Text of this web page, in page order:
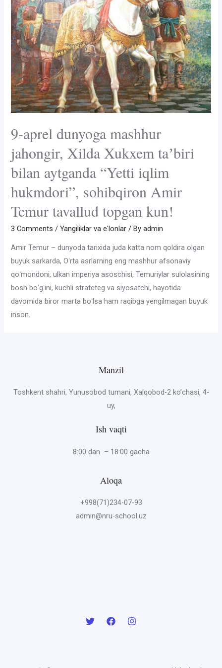
9-aprel dunyoga mashhur
jahongir, Xilda Xukxem taʼbiri
bilan aytganda “Yetti iqlim
hukmdori”, sohibqiron Amir
Temur tavallud topgan kun!
3 Comments /Yangiliklar va e'lonlar / Byadmin
Amir Temur – dunyoda tarixida juda katta nom qoldira olgan
buyuk sarkarda, Oʻrta asrlarning eng mashhur afsonaviy
qoʻmondoni, ulkan imperiya asoschisi, Temuriylar sulolasining
bosh boʻgʻini, kuchli strateteg va siyosatchi, hayotida
davomida biror marta boʻlsa ham raqibga yengilmagan buyuk
inson.
Manzil
Toshkent shahri, Yunusobod tumani, Xalqobod-2 ko’chasi, 4-
uy,
Ish vaqti
8:00 dan – 18:00 gacha
Aloqa
+998(71)234-07-93
admin@nru-school.uz